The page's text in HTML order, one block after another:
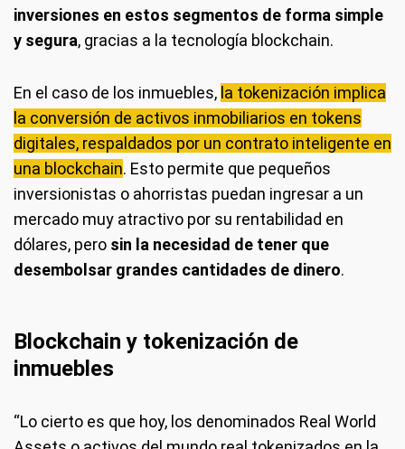
inversiones en estos segmentos de forma simple
y segura, gracias a la tecnología blockchain.
En el caso de los inmuebles, la tokenización implica
la conversión de activos inmobiliarios en tokens
digitales, respaldados por un contrato inteligente en
una blockchain. Esto permite que pequeños
inversionistas o ahorristas puedan ingresar a un
mercado muy atractivo por su rentabilidad en
dólares, pero sin la necesidad de tener que
desembolsar grandes cantidades de dinero.
Blockchain y tokenización de
inmuebles
“Lo cierto es que hoy, los denominados Real World